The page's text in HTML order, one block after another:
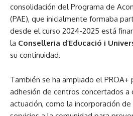
consolidación del Programa de
(PAE), que inicialmente formaba
desde el curso 2024-2025 está
la Conselleria d’Educació i
su continuidad.
También se ha ampliado el PROA+
adhesión de centros concertados a
actuación, como la incorporación